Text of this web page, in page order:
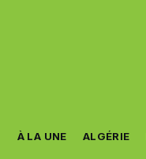
À LA UNE ALGÉRIE